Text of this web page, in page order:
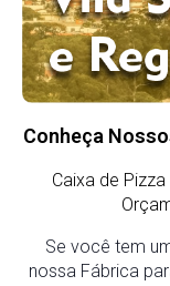
Conheça
Caixa de
Se você tem
nossa Fábrica